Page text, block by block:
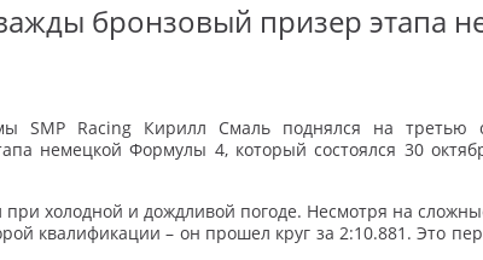
бронзовый призер этапа
SMP Racing Кирилл Смаль поднялся на третью
немецкой Формулы 4, который состоялся 30
холодной и дождливой погоде. Несмотря на
квалификации – он прошел круг за 2:10.881. Это